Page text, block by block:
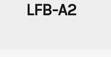
LFB-A2